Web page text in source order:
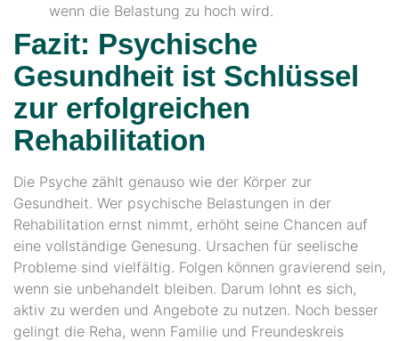
wenn die Belastung zu hoch wird.
Fazit: Psychische
Gesundheit ist Schlüssel
zur erfolgreichen
Rehabilitation
Die Psyche zählt genauso wie der Körper zur
Gesundheit. Wer psychische Belastungen in der
Rehabilitation ernst nimmt, erhöht seine Chancen auf
eine vollständige Genesung. Ursachen für seelische
Probleme sind vielfältig. Folgen können gravierend sein,
wenn sie unbehandelt bleiben. Darum lohnt es sich,
aktiv zu werden und Angebote zu nutzen. Noch besser
gelingt die Reha, wenn Familie und Freundeskreis